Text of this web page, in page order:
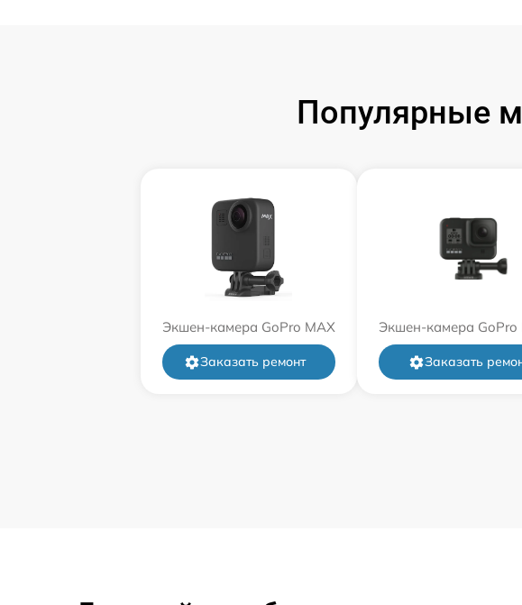
Популярные
Экшен-камера GoPro MAX
Заказать ремонт
Экшен-камера GoPro
Заказать